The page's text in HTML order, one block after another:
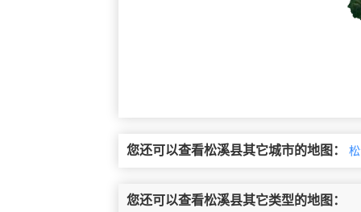
您还可以查看松溪县其它城市的地图：
您还可以查看松溪县其它类型的地图：